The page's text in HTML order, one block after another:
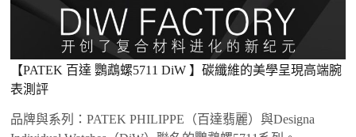
【PATEK 百達 鸚鵡螺5711 DiW 】碳纖維的美學呈現高端腕
表測評
品牌與系列‌：PATEK PHILIPPE（百達翡麗）與Designa